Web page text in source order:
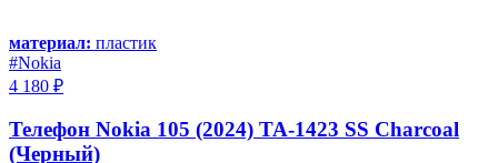
материал: пластик
#Nokia
4 180 ₽
Телефон Nokia 105 (2024) TA-1423 SS Charcoal
(Черный)